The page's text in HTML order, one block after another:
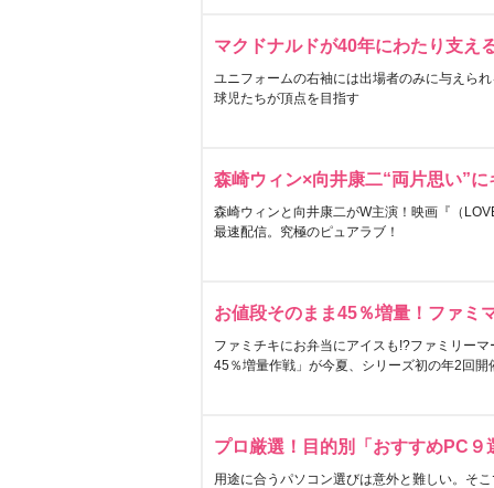
マクドナルドが40年にわたり支え
ユニフォームの右袖には出場者のみに与えら
球児たちが頂点を目指す
森崎ウィン×向井康二“両片思い”
森崎ウィンと向井康二がW主演！映画『（
最速配信。究極のピュアラブ！
お値段そのまま45％増量！ファミ
ファミチキにお弁当にアイスも!?ファミリー
45％増量作戦」が今夏、シリーズ初の年2回開
プロ厳選！目的別「おすすめPC９
用途に合うパソコン選びは意外と難しい。そ